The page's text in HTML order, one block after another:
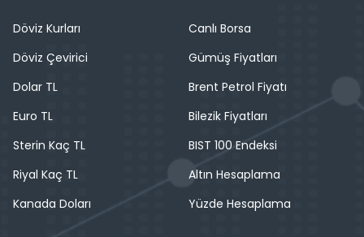
Döviz Kurları
Döviz Çevirici
Dolar TL
Euro TL
Sterin Kaç TL
Riyal Kaç TL
Kanada Doları
Canlı Borsa
Gümüş Fiyatları
Brent Petrol Fiyatı
Bilezik Fiyatları
BIST 100 Endeksi
Altın Hesaplama
Yüzde Hesaplama